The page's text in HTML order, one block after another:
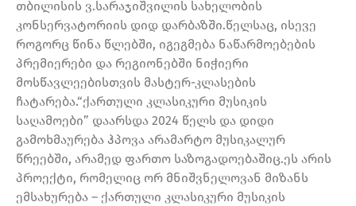
თბილისის ვ.სარაჯიშვილის სახელობის
კონსერვატორიის დიდ დარბაზში.წელსაც, ისევე
როგორც წინა წლებში, იგეგმება ნაწარმოებების
პრემიერები და რეგიონებში ნიჭიერი
მოსწავლეებისთვის მასტერ-კლასების
ჩატარება.“ქართული კლასიკური მუსიკის
საღამოები” დაარსდა 2024 წელს და დიდი
გამოხმაურება ჰპოვა არამარტო მუსიკალურ
წრეებში, არამედ ფართო საზოგადოებაშიც.ეს არის
პროექტი, რომელიც ორ მნიშვნელოვან მიზანს
ემსახურება – ქართული კლასიკური მუსიკის